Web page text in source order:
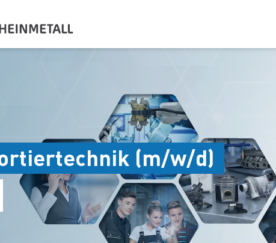
(m/w/d)